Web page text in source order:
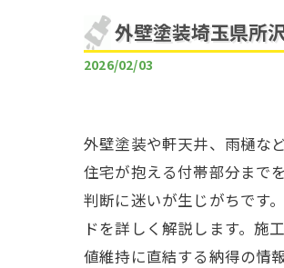
外壁塗装埼玉県所
2026/02/03
外壁塗装や軒天井、雨樋な
住宅が抱える付帯部分まで
判断に迷いが生じがちです
ドを詳しく解説します。施
値維持に直結する納得の情